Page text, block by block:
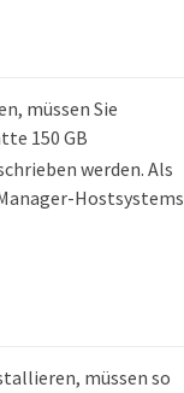
müssen Sie
150 GB
werden. Als
Hostsystems
müssen so